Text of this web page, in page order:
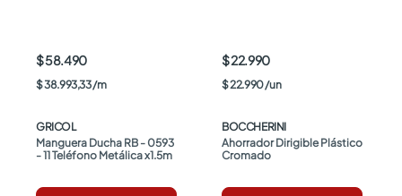
$ 58.490
$38.993,33/m
GRICOL
Manguera Ducha RB - 0593
- 11 Teléfono Metálica x1.5m
$ 22.990
$22.990/un
BOCCHERINI
Ahorrador Dirigible Plástico
Cromado